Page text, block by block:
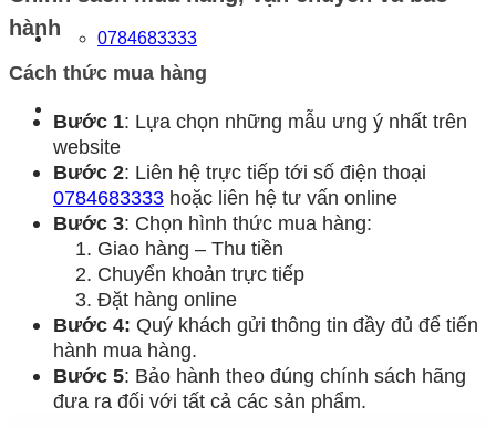
0784683333
hành
Cách thức mua hàng
Bước 1: Lựa chọn những mẫu ưng ý nhất trên
website
Bước 2: Liên hệ trực tiếp tới số điện thoại
0784683333 hoặc liên hệ tư vấn online
Bước 3: Chọn hình thức mua hàng:
Giao hàng – Thu tiền
Chuyển khoản trực tiếp
Đặt hàng online
Bước 4: Quý khách gửi thông tin đầy đủ để tiến
hành mua hàng.
Bước 5: Bảo hành theo đúng chính sách hãng
đưa ra đối với tất cả các sản phẩm.